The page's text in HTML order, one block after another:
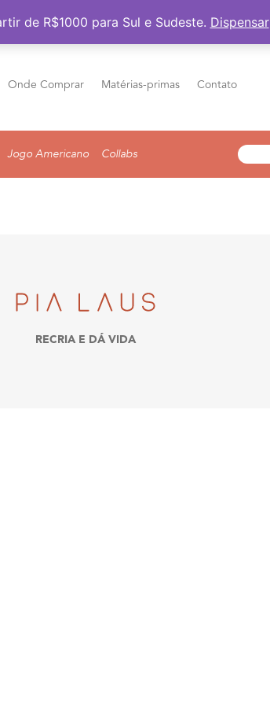
a partir de R$1000 para Sul e Sudeste
Onde Comprar Matérias-primas Contato
Jogo Americano Collabs
RECRIA E DÁ VIDA
de R$1000 para Sul e Sudeste. Dispensar